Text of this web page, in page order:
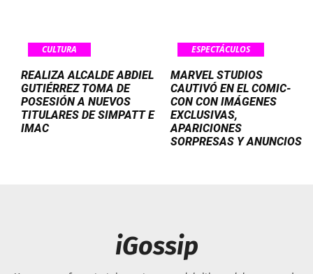
CULTURA
REALIZA ALCALDE ABDIEL
GUTIÉRREZ TOMA DE
POSESIÓN A NUEVOS
TITULARES DE SIMPATT E
IMAC
ESPECTÁCULOS
MARVEL STUDIOS
CAUTIVÓ EN EL COMIC-
CON CON IMÁGENES
EXCLUSIVAS,
APARICIONES
SORPRESAS Y ANUNCIOS
iGossip